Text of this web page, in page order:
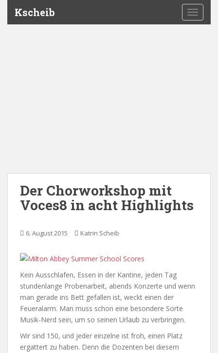
Kscheib
Der Chorworkshop mit
Voces8 in acht Highlights
6. August 2015 Katrin Scheib
Kein Ausschlafen, Essen in der Kantine, jeden Tag
stundenlange Probenarbeit, abends Konzerte und wenn
man gerade ins Bett gefallen ist, weckt einen der
Feueralarm. Man muss schon eine besondere Sorte
Musik-Nerd sein, um so seinen Urlaub zu verbringen.
Wir sind 150, und jeder einzelne ist froh, einen Platz
ergattert zu haben. Denn die Dozenten bei diesem